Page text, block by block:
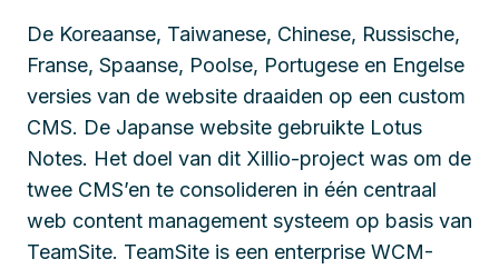
De Koreaanse, Taiwanese, Chinese, Russische,
Franse, Spaanse, Poolse, Portugese en Engelse
versies van de website draaiden op een custom
CMS. De Japanse website gebruikte Lotus
Notes. Het doel van dit Xillio-project was om de
twee CMS’en te consolideren in één centraal
web content management systeem op basis van
TeamSite. TeamSite is een enterprise WCM-